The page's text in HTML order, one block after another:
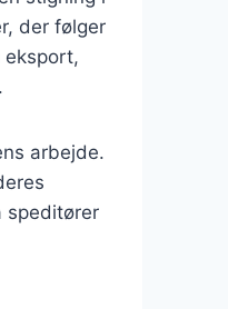
der følger
eksport,
arbejde.
speditører